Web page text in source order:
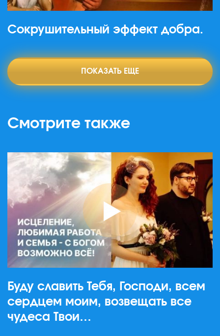
Сокрушительный эффект добра.
ПОКАЗАТЬ ЕЩЕ
Смотрите также
Буду славить Тебя, Господи, всем
сердцем моим, возвещать все
чудеса Твои…